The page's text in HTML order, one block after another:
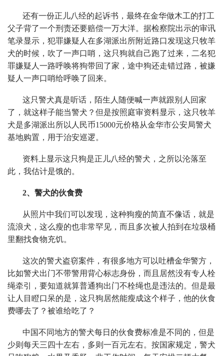
还有一份正儿八经的起诉书，最终在金华做木工的打工
父子背了一个刑责还要赔偿一万大洋。据检察院出示的审讯
笔录显示，犯罪嫌疑人在多湖派出所附近路口发现这只牧羊
犬的时候，吹了一声口哨，这只狗就自己跑了过来，二名犯
罪嫌疑人一路呼唤将狗带回了家，途中狗还走错过路，被嫌
疑人一声口哨给呼唤了回来。
这只警犬真是听话，陌生人随便喊一声就跟别人回家
了，就这样子能当警犬？但是按照庭审资料显示，这只牧羊
犬是多湖派出所以人民币15000元价格从金华市公安局警犬
基地购置，用于治安巡逻。
资料上显示这只狗是正儿八经的警犬，之所以沦落至
此，我估计是饿的。
2、警犬的伙食费
从照片中我们可以发现，这种狗瘦的简直不像话，就是
流浪犬，这么瘦的也非常罕见，而且多次被人拍到在垃圾桶
里翻找食物充饥。
这次的警犬盗窃案件，有很多地方可以吐槽金华警方，
比如警犬出门不带警用背心标志身份，而且居然没有专人栓
绳牵引，要知道就算普通狗出门不栓绳也是违法的。但是最
让人目瞪口呆的是，这只狗居然能瘦成这个样子，他的伙食
费哪去了？被谁给吃了？
中国不同地方的警犬每日的伙食费标准是不同的，但是
少则每天三四十左右，多则一百元左右。按国家规定，警犬